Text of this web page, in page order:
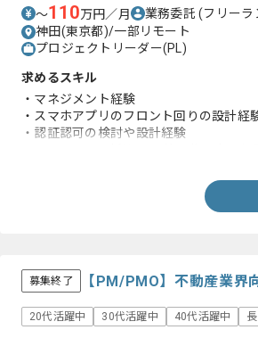
〜110万円／月 業務委託(フリーラ
神田(東京都)/一部リモート
プロジェクトリーダー(PL)
求めるスキル
・マネジメント経験
・スマホアプリのフロント回りの設計経
・認証認可の検討や設計経験
募集終了 【PM/PMO】不動産業
20代活躍中 30代活躍中 40代活躍中